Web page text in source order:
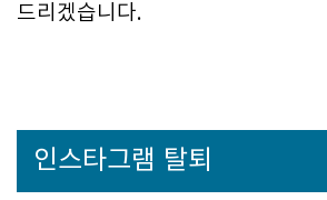
드리겠습니다.
인스타그램 탈퇴